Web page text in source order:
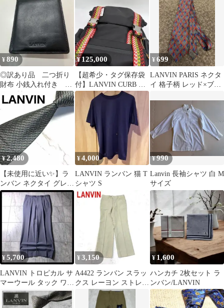
チーフ
¥890
◎訳あり品 二つ折り
財布 小銭入れ付き 黒
革LANVIN ランバン
¥ 125,000
【超希少・タグ保存袋
付】LANVIN CURB バ
ックパック 23SS 定価
¥699
LANVIN PARIS ネクタ
イ 格子柄 レッド×ブル
¥2,480
【未使用に近い✨】ラ
ンバン ネクタイ グレー
×グリーン 立体織り ジ
ャガード
¥4,000
LANVIN ランバン 猫 T
シャツ S
¥990
Lanvin 長袖シャツ 白 M
サイズ
¥5,700
LANVIN トロピカル サ
マーウール タック ワイ
ド スラックス W34 相
当
¥ 3,150
A4422 ランバン スラッ
クス レーヨン ストレー
ト ベージュ M相当
¥ 1,600
ハンカチ 2枚セット ラ
ンバン/LANVIN